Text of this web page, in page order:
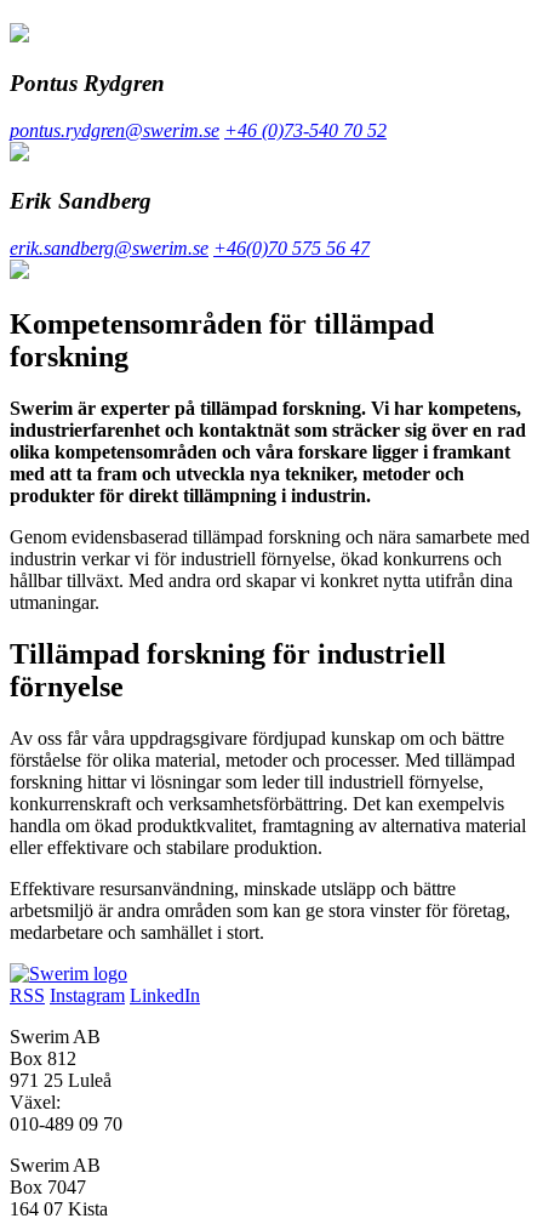
Pontus Rydgren
pontus.rydgren@swerim.se +46 (0)73-540 70 52
Erik Sandberg
erik.sandberg@swerim.se +46(0)70 575 56 47
Kompetensområden för tillämpad
forskning
Swerim är experter på tillämpad forskning. Vi har kompetens,
industrierfarenhet och kontaktnät som sträcker sig över en rad
olika kompetensområden och våra forskare ligger i framkant
med att ta fram och utveckla nya tekniker, metoder och
produkter för direkt tillämpning i industrin.
Genom evidensbaserad tillämpad forskning och nära samarbete med
industrin verkar vi för industriell förnyelse, ökad konkurrens och
hållbar tillväxt. Med andra ord skapar vi konkret nytta utifrån dina
utmaningar.
Tillämpad forskning för industriell
förnyelse
Av oss får våra uppdragsgivare fördjupad kunskap om och bättre
förståelse för olika material, metoder och processer. Med tillämpad
forskning hittar vi lösningar som leder till industriell förnyelse,
konkurrenskraft och verksamhetsförbättring. Det kan exempelvis
handla om ökad produktkvalitet, framtagning av alternativa material
eller effektivare och stabilare produktion.
Effektivare resursanvändning, minskade utsläpp och bättre
arbetsmiljö är andra områden som kan ge stora vinster för företag,
medarbetare och samhället i stort.
RSS Instagram LinkedIn
Swerim AB
Box 812
971 25 Luleå
Växel:
010-489 09 70
Swerim AB
Box 7047
164 07 Kista